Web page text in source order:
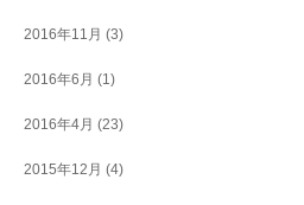
2016年11月 (3)
2016年6月 (1)
2016年4月 (23)
2015年12月 (4)